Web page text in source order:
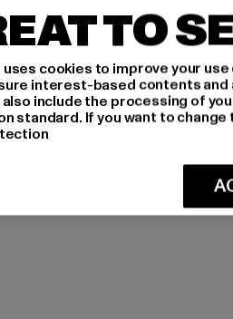
TO
cookies to improve your
interest-based contents
also include the processing of
standard. If you want to change